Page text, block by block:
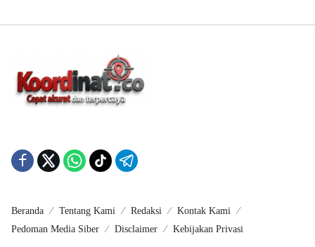
Beranda Tentang Kami Redaksi
Kontak Kami
Pedoman Media Siber
Disclaimer Kebijakan Privasi